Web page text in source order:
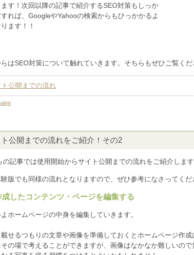
す！次回以降の記事で紹介するSEO対策もしっか
すれば、GoogleやYahooの検索からもひっかかるよ
ます！！
はSEO対策について触れていきます。そちらもぜひご覧くだ
ト公開までの流れ
公開までの流れをご紹介！その2
の記事では使用開始からサイト公開までの流れをご紹介します
版でも同様の流れとなりますので、ぜひ参考になさってくだ
成したコンテンツ・ページを編集する
ホームページの中身を編集していきます。
せるつもりの文章や画像を準備しておくとホームページ作成
の場で考えることができますが、画像はなかなか難しいの
CMSクラウド